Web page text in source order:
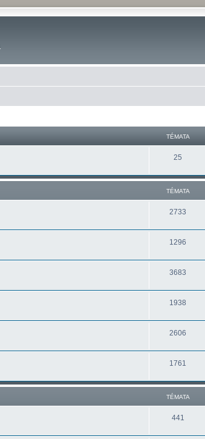
TÉMATA
25
TÉMATA
2733
1296
3683
1938
2606
1761
TÉMATA
441